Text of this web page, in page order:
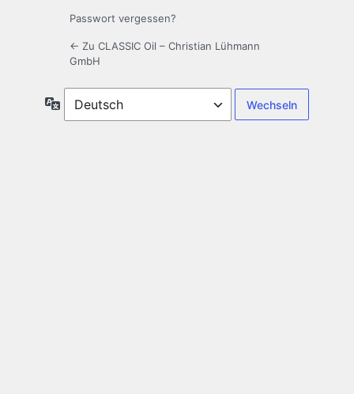
Passwort vergessen?
← Zu CLASSIC Oil – Christian Lühmann
GmbH
Sprache